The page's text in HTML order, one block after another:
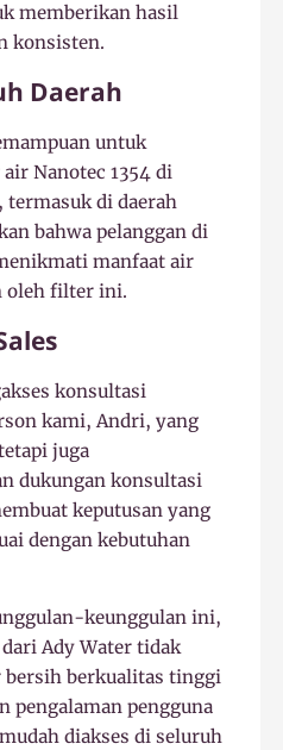
memberikan hasil
konsisten.
Daerah
untuk
Nanotec 1354 di
termasuk di daerah
bahwa pelanggan di
manfaat air
oleh filter ini.
konsultasi
kami, Andri, yang
juga
dukungan konsultasi
keputusan yang
dengan kebutuhan
keunggulan ini,
Ady Water tidak
bersih berkualitas tinggi
pengalaman pengguna
diakses di seluruh